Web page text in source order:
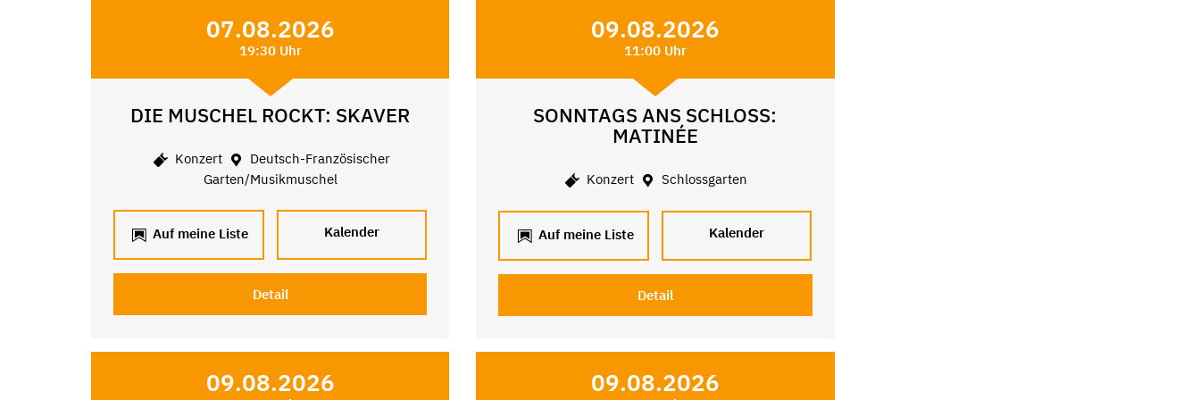
07.08.2026
19:30 Uhr
DIE MUSCHEL ROCKT: SKAVER
Konzert
Deutsch-Französischer
Garten/Musikmuschel
Auf meine Liste Kalender
Detail
09.08.2026
11:00 Uhr
SONNTAGS ANS SCHLOSS:
MATINÉE
Konzert Schlossgarten
Auf meine Liste Kalender
Detail
09.08.2026 09.08.2026